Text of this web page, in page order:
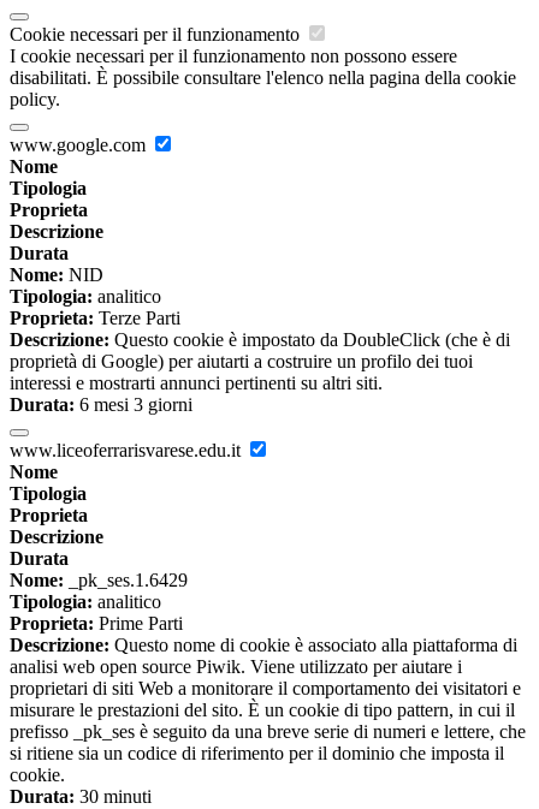
Cookie necessari per il funzionamento
I cookie necessari per il funzionamento non possono essere
disabilitati. È possibile consultare l'elenco nella pagina della cookie
policy.
www.google.com
Nome
Tipologia
Proprieta
Descrizione
Durata
Nome: NID
Tipologia: analitico
Proprieta: Terze Parti
Descrizione: Questo cookie è impostato da DoubleClick (che è di
proprietà di Google) per aiutarti a costruire un profilo dei tuoi
interessi e mostrarti annunci pertinenti su altri siti.
Durata: 6 mesi 3 giorni
www.liceoferrarisvarese.edu.it
Nome
Tipologia
Proprieta
Descrizione
Durata
Nome: _pk_ses.1.6429
Tipologia: analitico
Proprieta: Prime Parti
Descrizione: Questo nome di cookie è associato alla piattaforma di
analisi web open source Piwik. Viene utilizzato per aiutare i
proprietari di siti Web a monitorare il comportamento dei visitatori e
misurare le prestazioni del sito. È un cookie di tipo pattern, in cui il
prefisso _pk_ses è seguito da una breve serie di numeri e lettere, che
si ritiene sia un codice di riferimento per il dominio che imposta il
cookie.
Durata: 30 minuti